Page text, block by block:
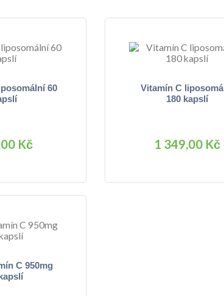
60
Kč
Vitamín C
180 kapslí
1 349,00 Kč
C 950mg